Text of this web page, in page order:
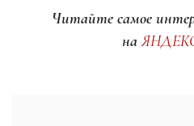
Читайте самое
на